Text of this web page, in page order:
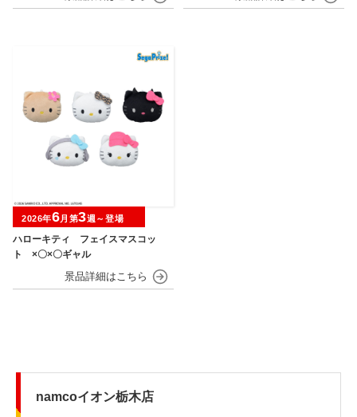
ハローキティ フェイスマスコッ
ト ×〇×〇ギャル
2026年6月第3週～登場
namcoイオン栃木店